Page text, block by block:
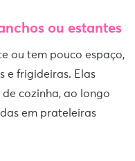
ou estantes
ou tem pouco espaço,
e frigideiras. Elas
cozinha, ao longo
em prateleiras